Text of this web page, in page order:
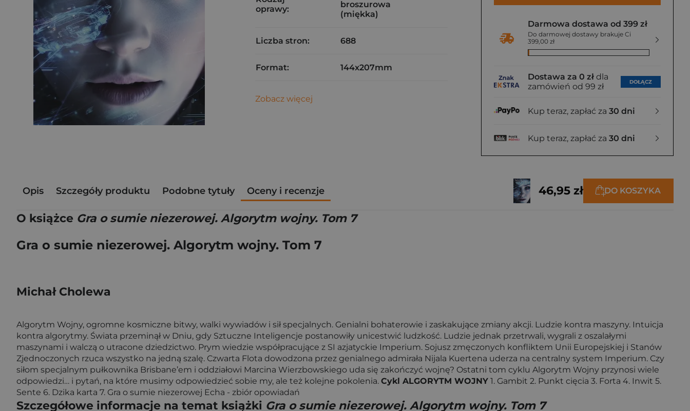
Darmowa dostawa od 399 zł
Do darmowej dostawy brakuje Ci
399,00 zł
Dostawa za 0 zł dla
zamówień od 99 zł
DOŁĄCZ
Kup teraz, zapłać za 30 dni
Kup teraz, zapłać za 30 dni
oprawy:
broszurowa
(miękka)
Liczba stron: 688
Format: 144x207mm
Zobacz więcej
Opis Szczegóły produktu Podobne tytuły Oceny i recenzje 46,95 zł DO KOSZYKA
O książce Gra o sumie niezerowej. Algorytm wojny. Tom 7
Gra o sumie niezerowej. Algorytm wojny. Tom 7
Michał Cholewa
Algorytm Wojny, ogromne kosmiczne bitwy, walki wywiadów i sił specjalnych. Genialni bohaterowie i zaskakujące zmiany akcji. Ludzie kontra maszyny. Intuicja
kontra algorytmy. Świata przeminął w Dniu, gdy Sztuczne Inteligencje postanowiły unicestwić ludzkość. Ludzie jednak przetrwali, wygrali z oszalałymi
maszynami i walczą o utracone dziedzictwo. Prym wiedzie współpracujące z SI azjatyckie Imperium. Sojusz zmęczonych konfliktem Unii Europejskiej i Stanów
Zjednoczonych rzuca wszystko na jedną szalę. Czwarta Flota dowodzona przez genialnego admirała Nijala Kuertena uderza na centralny system Imperium. Czy
siłom specjalnym pułkownika Brisbane’em i oddziałowi Marcina Wierzbowskiego uda się zakończyć wojnę? Ostatni tom cyklu Algorytm Wojny przynosi wiele
odpowiedzi… i pytań, na które musimy odpowiedzieć sobie my, ale też kolejne pokolenia. Cykl ALGORYTM WOJNY 1. Gambit 2. Punkt cięcia 3. Forta 4. Inwit 5.
Sente 6. Dzika karta 7. Gra o sumie niezerowej Echa - zbiór opowiadań
Szczegółowe informacje na temat książki Gra o sumie niezerowej. Algorytm wojny. Tom 7